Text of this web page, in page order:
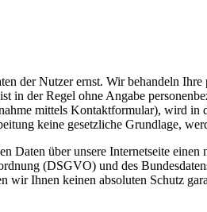
der Nutzer ernst. Wir behandeln
in der Regel ohne Angabe
mittels Kontaktformular), wird
keine gesetzliche Grundlage,
Daten über unsere Internetseite
(DSGVO) und des
wir Ihnen keinen absoluten Schutz